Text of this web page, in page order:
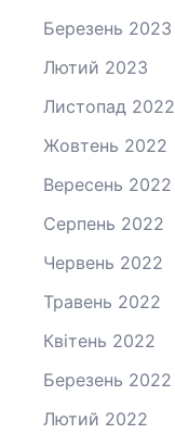
Березень 2023
Лютий 2023
Листопад 2022
Жовтень 2022
Вересень 2022
Серпень 2022
Червень 2022
Травень 2022
Квітень 2022
Березень 2022
Лютий 2022